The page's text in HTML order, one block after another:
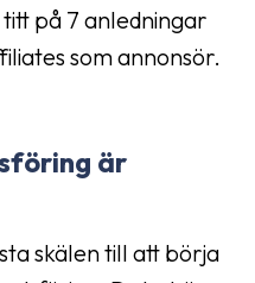
på 7 anledningar
som annonsör.
är
skälen till att börja